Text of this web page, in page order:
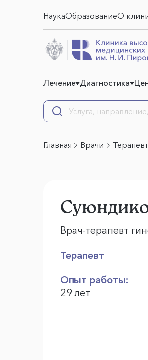
НаукаОбразованиеО
Лечение Диагностика
Главная Врачи Терапевт
Врач-терапевт
Терапевт
Опыт работы:
29 лет